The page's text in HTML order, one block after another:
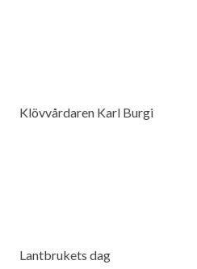
Klövvårdaren Karl Burgi
Lantbrukets dag